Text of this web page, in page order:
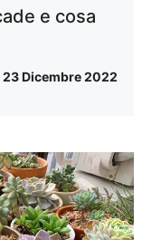
e cosa
23 Dicembre 2022